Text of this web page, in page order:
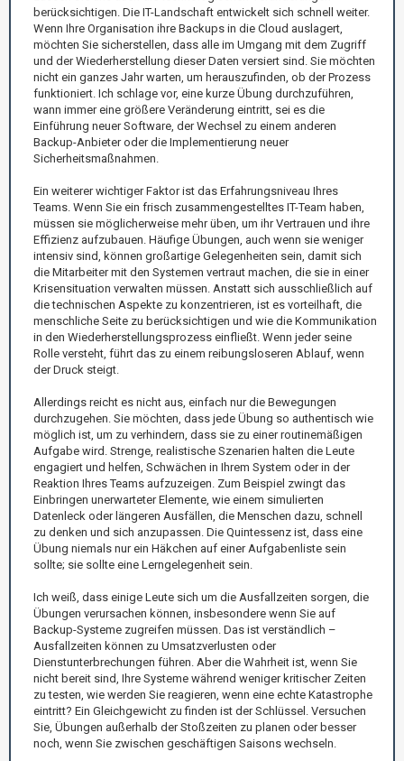
berücksichtigen. Die IT-Landschaft entwickelt sich schnell weiter.
Wenn Ihre Organisation ihre Backups in die Cloud auslagert,
möchten Sie sicherstellen, dass alle im Umgang mit dem Zugriff
und der Wiederherstellung dieser Daten versiert sind. Sie möchten
nicht ein ganzes Jahr warten, um herauszufinden, ob der Prozess
funktioniert. Ich schlage vor, eine kurze Übung durchzuführen,
wann immer eine größere Veränderung eintritt, sei es die
Einführung neuer Software, der Wechsel zu einem anderen
Backup-Anbieter oder die Implementierung neuer
Sicherheitsmaßnahmen.
Ein weiterer wichtiger Faktor ist das Erfahrungsniveau Ihres
Teams. Wenn Sie ein frisch zusammengestelltes IT-Team haben,
müssen sie möglicherweise mehr üben, um ihr Vertrauen und ihre
Effizienz aufzubauen. Häufige Übungen, auch wenn sie weniger
intensiv sind, können großartige Gelegenheiten sein, damit sich
die Mitarbeiter mit den Systemen vertraut machen, die sie in einer
Krisensituation verwalten müssen. Anstatt sich ausschließlich auf
die technischen Aspekte zu konzentrieren, ist es vorteilhaft, die
menschliche Seite zu berücksichtigen und wie die Kommunikation
in den Wiederherstellungsprozess einfließt. Wenn jeder seine
Rolle versteht, führt das zu einem reibungsloseren Ablauf, wenn
der Druck steigt.
Allerdings reicht es nicht aus, einfach nur die Bewegungen
durchzugehen. Sie möchten, dass jede Übung so authentisch wie
möglich ist, um zu verhindern, dass sie zu einer routinemäßigen
Aufgabe wird. Strenge, realistische Szenarien halten die Leute
engagiert und helfen, Schwächen in Ihrem System oder in der
Reaktion Ihres Teams aufzuzeigen. Zum Beispiel zwingt das
Einbringen unerwarteter Elemente, wie einem simulierten
Datenleck oder längeren Ausfällen, die Menschen dazu, schnell
zu denken und sich anzupassen. Die Quintessenz ist, dass eine
Übung niemals nur ein Häkchen auf einer Aufgabenliste sein
sollte; sie sollte eine Lerngelegenheit sein.
Ich weiß, dass einige Leute sich um die Ausfallzeiten sorgen, die
Übungen verursachen können, insbesondere wenn Sie auf
Backup-Systeme zugreifen müssen. Das ist verständlich –
Ausfallzeiten können zu Umsatzverlusten oder
Dienstunterbrechungen führen. Aber die Wahrheit ist, wenn Sie
nicht bereit sind, Ihre Systeme während weniger kritischer Zeiten
zu testen, wie werden Sie reagieren, wenn eine echte Katastrophe
eintritt? Ein Gleichgewicht zu finden ist der Schlüssel. Versuchen
Sie, Übungen außerhalb der Stoßzeiten zu planen oder besser
noch, wenn Sie zwischen geschäftigen Saisons wechseln.